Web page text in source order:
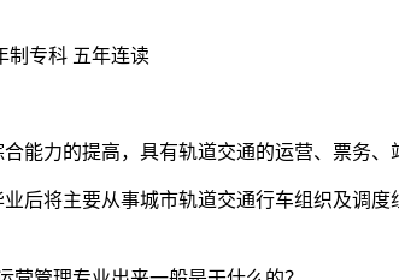
制专科 五年连读
能力的提高，具有轨道交通的运营、票务
后将主要从事城市轨道交通行车组织及调度